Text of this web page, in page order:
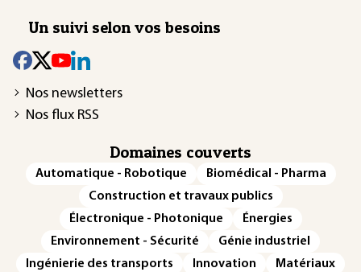
Un suivi selon vos besoins
Nos newsletters
Nos flux RSS
Domaines couverts
Automatique - Robotique
Biomédical - Pharma
Construction et travaux publics
Électronique - Photonique
Énergies
Environnement - Sécurité
Génie industriel
Ingénierie des transports
Innovation
Matériaux